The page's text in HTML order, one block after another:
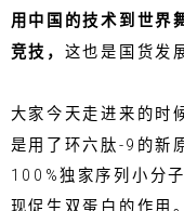
用中国的技术到世界
竞技， 这也是国货发
大家今天走进来的时
是用了环六肽-9的新
100%独家序列小分
现促生双蛋白的作用。